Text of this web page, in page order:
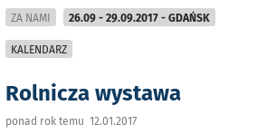
ZA NAMI 26.09 - 29.09.2017 - GDAŃSK
KALENDARZ
Rolnicza wystawa
ponad rok temu 12.01.2017